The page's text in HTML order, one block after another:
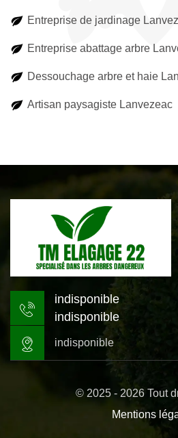
Entreprise de jardinage
Entreprise abattage arbre
Dessouchage arbre et haie
Artisan paysagiste Lanvezeac
indisponible
indisponible
indisponible
© 2025 - 2026 Tout
Mentions